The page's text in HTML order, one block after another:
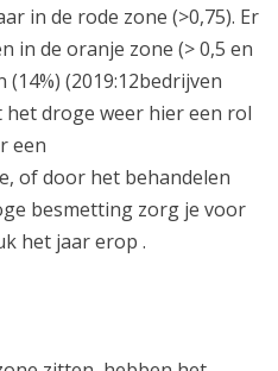
in de rode zone (>0,75). Er
in de oranje zone (> 0,5 en
(14%) (2019:12bedrijven
het droge weer hier een rol
een
of door het behandelen
besmetting zorg je voor
het jaar erop .